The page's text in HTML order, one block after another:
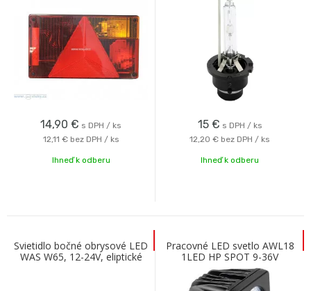
14,90 € s DPH / ks
12,11 € bez DPH / ks
Ihneď k odberu
15 € s DPH / ks
12,20 € bez DPH / ks
Ihneď k odberu
Svietidlo bočné obrysové LED
WAS W65, 12-24V, eliptické
Pracovné LED svetlo AWL18
1LED HP SPOT 9-36V